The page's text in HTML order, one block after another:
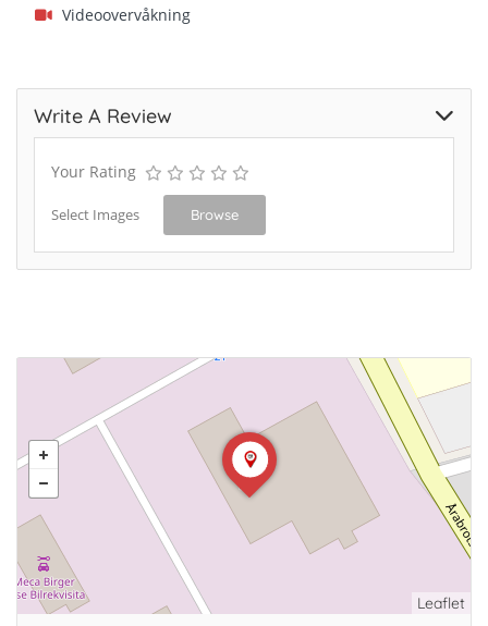
Videoovervåkning
Write A Review
Your Rating
Select Images Browse
Leaflet